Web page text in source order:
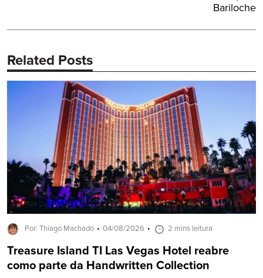
Bariloche
Related Posts
Por: Thiago Machado 04/08/2026 2 mins leitura
Treasure Island TI Las Vegas Hotel reabre
como parte da Handwritten Collection